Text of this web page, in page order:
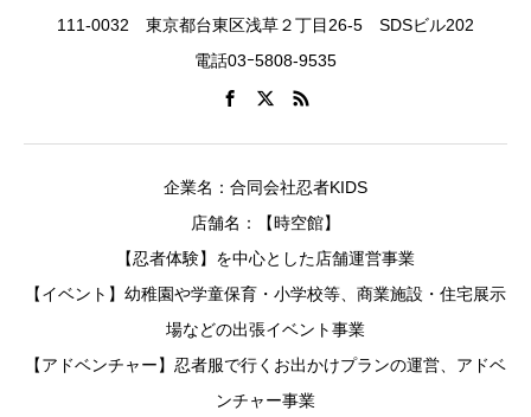
111-0032 東京都台東区浅草２丁目26-5 SDSビル202
電話03ｰ5808-9535
企業名：合同会社忍者KIDS
店舗名：【時空館】
【忍者体験】を中心とした店舗運営事業
【イベント】幼稚園や学童保育・小学校等、商業施設・住宅展示
場などの出張イベント事業
【アドベンチャー】忍者服で行くお出かけプランの運営、アドベ
ンチャー事業